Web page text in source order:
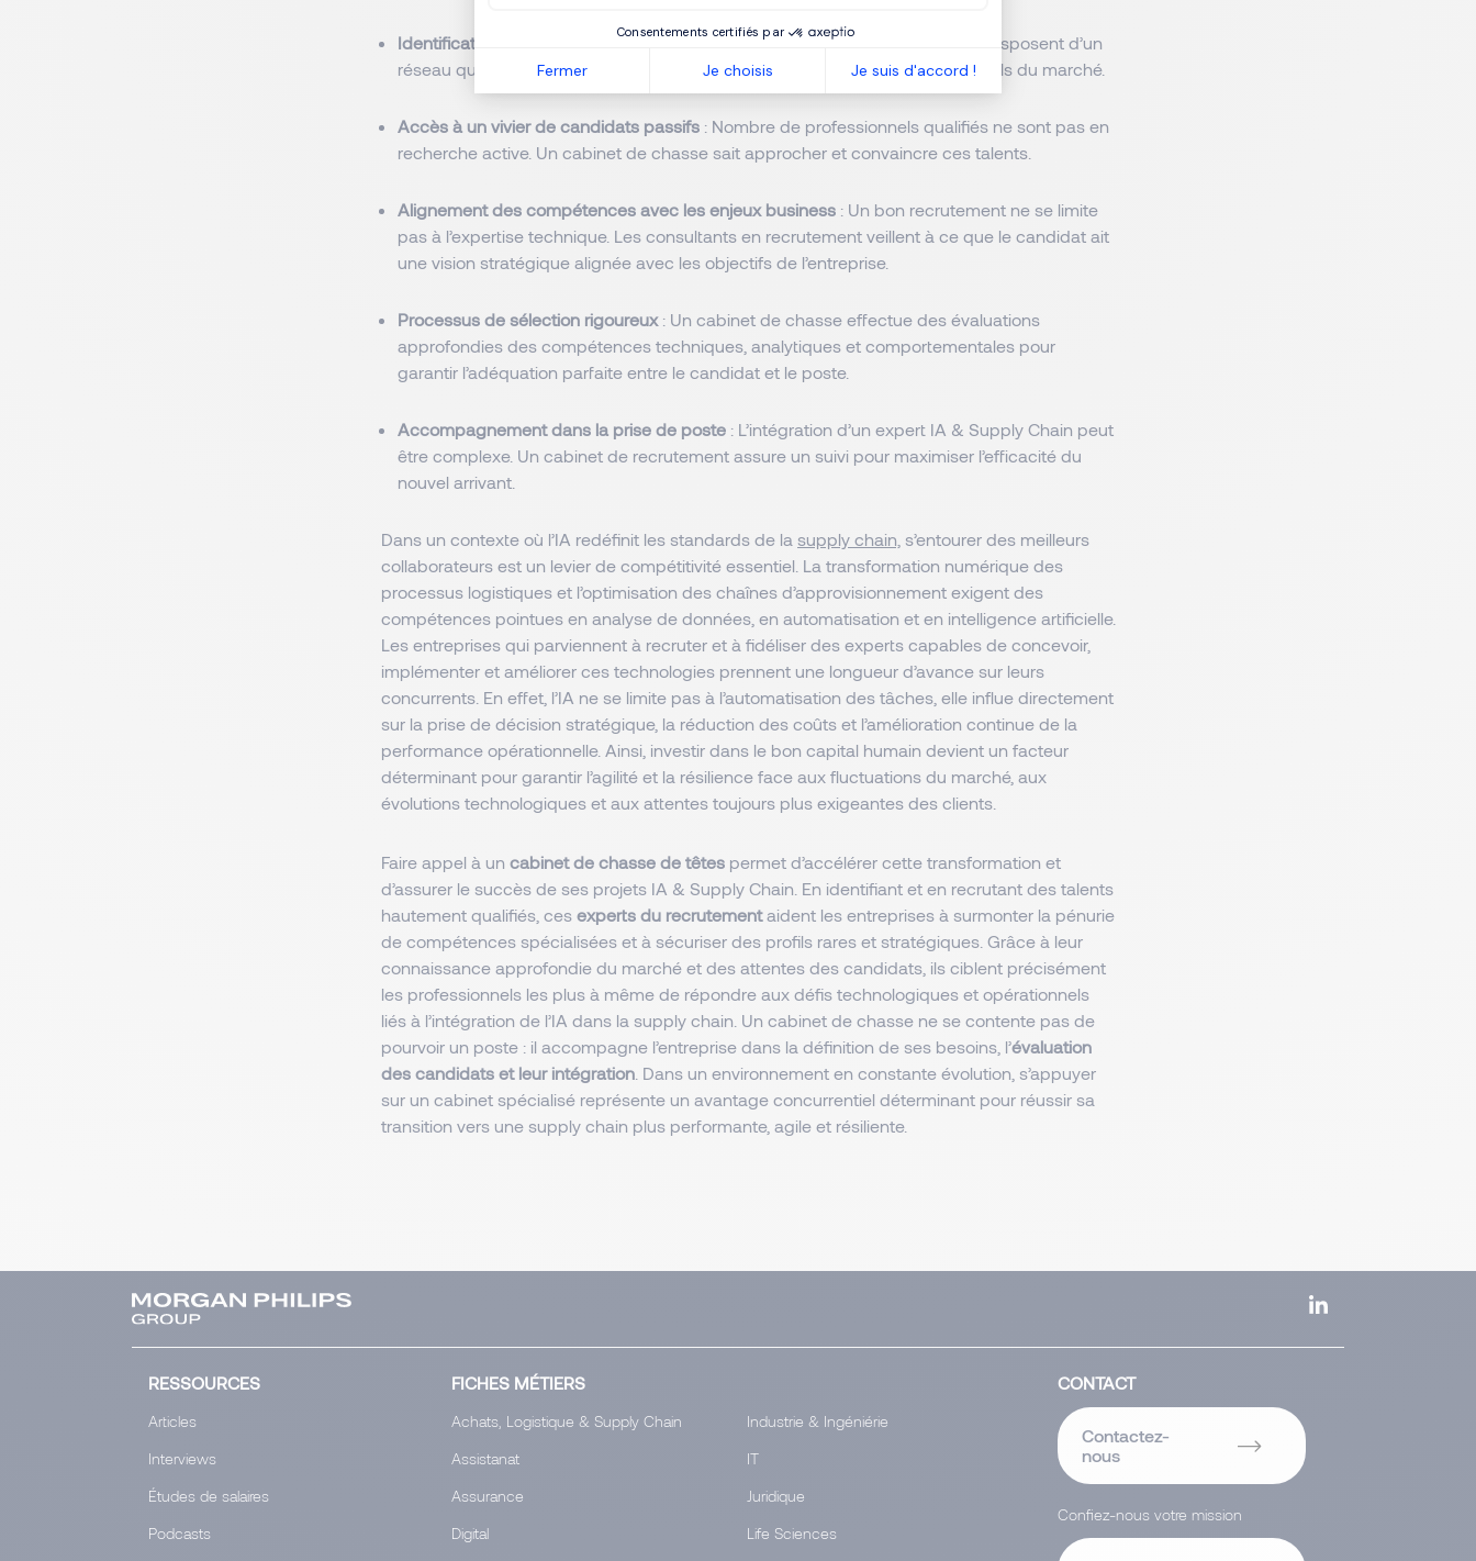
Consentements certifiés par
Fermer Je choisis Je suis d'accord !
Identification des experts IA & Supply Chain: Les cabinets de recrutement disposent d’un
réseau qualifié et d’outils de sourcing avancés pour repérer les meilleurs profils du marché.
Accès à un vivier de candidats passifs : Nombre de professionnels qualifiés ne sont pas en
recherche active. Un cabinet de chasse sait approcher et convaincre ces talents.
Alignement des compétences avec les enjeux business : Un bon recrutement ne se limite
pas à l’expertise technique. Les consultants en recrutement veillent à ce que le candidat ait
une vision stratégique alignée avec les objectifs de l’entreprise.
Processus de sélection rigoureux : Un cabinet de chasse effectue des évaluations
approfondies des compétences techniques, analytiques et comportementales pour
garantir l’adéquation parfaite entre le candidat et le poste.
Accompagnement dans la prise de poste : L’intégration d’un expert IA & Supply Chain peut
être complexe. Un cabinet de recrutement assure un suivi pour maximiser l’efficacité du
nouvel arrivant.
Dans un contexte où l’IA redéfinit les standards de la supply chain, s’entourer des meilleurs
collaborateurs est un levier de compétitivité essentiel. La transformation numérique des
processus logistiques et l’optimisation des chaînes d’approvisionnement exigent des
compétences pointues en analyse de données, en automatisation et en intelligence artificielle.
Les entreprises qui parviennent à recruter et à fidéliser des experts capables de concevoir,
implémenter et améliorer ces technologies prennent une longueur d’avance sur leurs
concurrents. En effet, l’IA ne se limite pas à l’automatisation des tâches, elle influe directement
sur la prise de décision stratégique, la réduction des coûts et l’amélioration continue de la
performance opérationnelle. Ainsi, investir dans le bon capital humain devient un facteur
déterminant pour garantir l’agilité et la résilience face aux fluctuations du marché, aux
évolutions technologiques et aux attentes toujours plus exigeantes des clients.
Faire appel à un cabinet de chasse de têtes permet d’accélérer cette transformation et
d’assurer le succès de ses projets IA & Supply Chain. En identifiant et en recrutant des talents
hautement qualifiés, ces experts du recrutementaident les entreprises à surmonter la pénurie
de compétences spécialisées et à sécuriser des profils rares et stratégiques. Grâce à leur
connaissance approfondie du marché et des attentes des candidats, ils ciblent précisément
les professionnels les plus à même de répondre aux défis technologiques et opérationnels
liés à l’intégration de l’IA dans la supply chain. Un cabinet de chasse ne se contente pas de
pourvoir un poste : il accompagne l’entreprise dans la définition de ses besoins, l’évaluation
des candidats et leur intégration . Dans un environnement en constante évolution, s’appuyer
sur un cabinet spécialisé représente un avantage concurrentiel déterminant pour réussir sa
transition vers une supply chain plus performante, agile et résiliente.
RESSOURCES
Articles
Interviews
Études de salaires
Podcasts
FICHES MÉTIERS
Achats, Logistique & Supply Chain
Assistanat
Assurance
Digital
Industrie & Ingéniérie
IT
Juridique
Life Sciences
CONTACT
Contactez-
nous
Confiez-nous votre mission